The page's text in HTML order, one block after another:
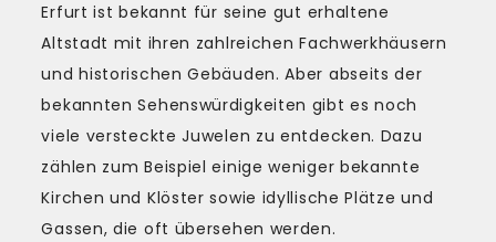
Erfurt ist bekannt für seine gut erhaltene
Altstadt mit ihren zahlreichen Fachwerkhäusern
und historischen Gebäuden. Aber abseits der
bekannten Sehenswürdigkeiten gibt es noch
viele versteckte Juwelen zu entdecken. Dazu
zählen zum Beispiel einige weniger bekannte
Kirchen und Klöster sowie idyllische Plätze und
Gassen, die oft übersehen werden.